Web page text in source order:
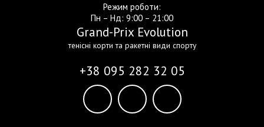
Режим роботи:
Пн – Нд: 9:00 – 21:00
Grand-Prix Evolution
тенісні корти та ракетні види спорту
+38 095 282 32 05